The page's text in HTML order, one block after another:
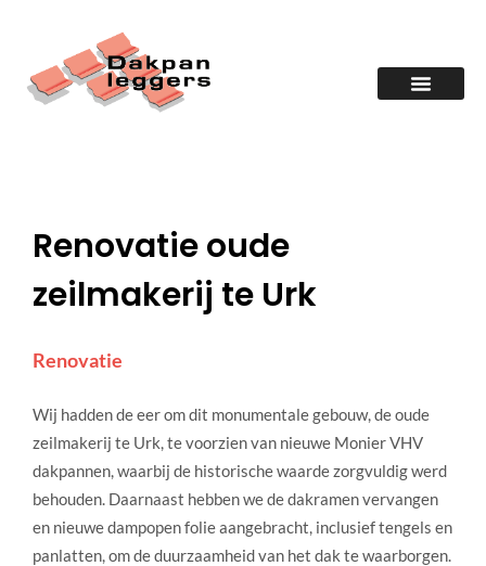
Renovatie oude
zeilmakerij te Urk
Renovatie
Wij hadden de eer om dit monumentale gebouw, de oude
zeilmakerij te Urk, te voorzien van nieuwe Monier VHV
dakpannen, waarbij de historische waarde zorgvuldig werd
behouden. Daarnaast hebben we de dakramen vervangen
en nieuwe dampopen folie aangebracht, inclusief tengels en
panlatten, om de duurzaamheid van het dak te waarborgen.